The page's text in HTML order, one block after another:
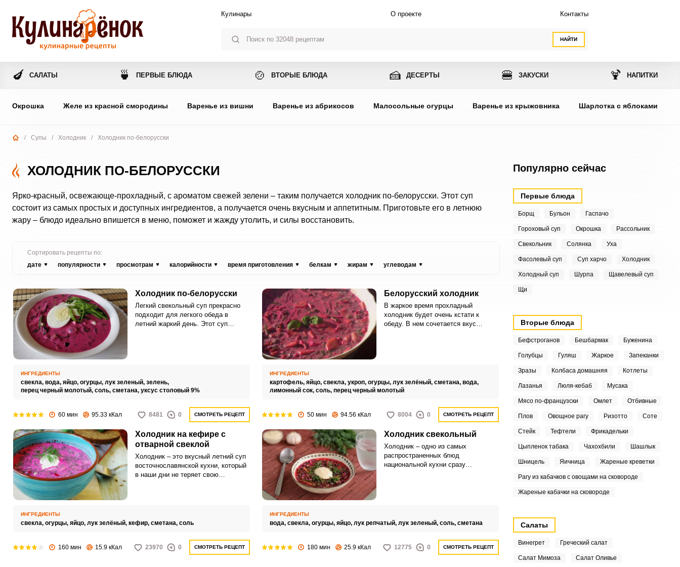
НАЙТИ
Кулинары О проекте Контакты
🍆 САЛАТЫ 🍵 ПЕРВЫЕ БЛЮДА 🍲 ВТОРЫЕ БЛЮДА 🍰 ДЕСЕРТЫ 🍔 ЗАКУСКИ 🍹 НАПИТКИ
Окрошка Желе из красной смородины Варенье из вишни Варенье из абрикосов Малосольные огурцы Варенье из крыжовника Шарлотка с яблоками
/ Супы / Холодник / Холодник по-белорусски
ХОЛОДНИК ПО-БЕЛОРУССКИ
Ярко-красный, освежающе-прохладный, с ароматом свежей зелени – таким получается холодник по-белорусски. Этот суп
состоит из самых простых и доступных ингредиентов, а получается очень вкусным и аппетитным. Приготовьте его в летнюю
жару – блюдо идеально впишется в меню, поможет и жажду утолить, и силы восстановить.
Сортировать рецепты по:
дате
популярности просмотрам калорийности время приготовления белкам жирам углеводам
Холодник по-белорусски
Легкий свекольный суп прекрасно
подходит для легкого обеда в
летний жаркий день. Этот суп
ИНГРЕДИЕНТЫ
свекла, вода, яйцо, огурцы, лук зеленый, зелень,
перец черный молотый, соль, сметана, уксус столовый 9%
60 мин 95.33 кКал 8481 0 СМОТРЕТЬ РЕЦЕПТ
Белорусский холодник
В жаркое время прохладный
холодник будет очень кстати к
обеду. В нем сочетается вкус
ИНГРЕДИЕНТЫ
картофель, яйцо, свекла, укроп, огурцы, лук зелёный, сметана, вода,
лимонный сок, соль, перец черный молотый
50 мин 94.56 кКал 8004 0 СМОТРЕТЬ РЕЦЕПТ
Холодник на кефире с
отварной свеклой
Холодник – это вкусный летний суп
восточнославянской кухни, который
в наши дни не теряет свою
ИНГРЕДИЕНТЫ
свекла, огурцы, яйцо, лук зелёный, кефир, сметана, соль
160 мин 15.9 кКал 23970 0 СМОТРЕТЬ РЕЦЕПТ
Холодник свекольный
Холодник – одно из самых
распространенных блюд
национальной кухни сразу
ИНГРЕДИЕНТЫ
вода, свекла, огурцы, яйцо, лук репчатый, лук зеленый, соль, сметана
180 мин 25.9 кКал 12775 0 СМОТРЕТЬ РЕЦЕПТ
Популярно сейчас
Первые блюда
Борщ Бульон Гаспачо
Гороховый суп Окрошка Рассольник
Свекольник Солянка Уха
Фасолевый суп Суп харчо Холодник
Холодный суп Шурпа Щавелевый суп
Щи
Вторые блюда
Бефстроганов Бешбармак Буженина
Голубцы Гуляш Жаркое Запеканки
Зразы Колбаса домашняя Котлеты
Лазанья Люля-кебаб Мусака
Мясо по-французски Омлет Отбивные
Плов Овощное рагу Ризотто Соте
Стейк Тефтели Фрикадельки
Цыпленок табака Чахохбили Шашлык
Шницель Яичница Жареные креветки
Рагу из кабачков с овощами на сковороде
Жареные кабачки на сковороде
Салаты
Винегрет Греческий салат
Салат Мимоза Салат Оливье